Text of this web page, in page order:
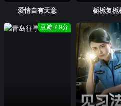
爱情自有天意 栀栀复栀
豆瓣:7.9分